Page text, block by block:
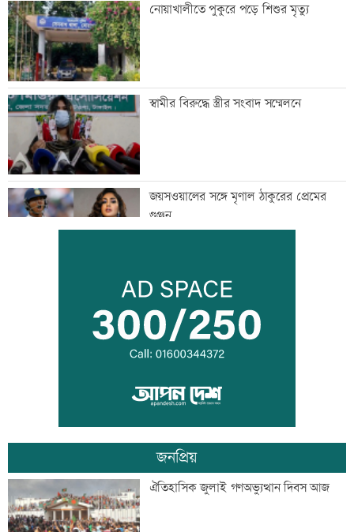
নোয়াখালীতে পুকুরে পড়ে শিশুর মৃত্যু
স্বামীর বিরুদ্ধে স্ত্রীর সংবাদ সম্মেলনে
জয়সওয়ালের সঙ্গে মৃণাল ঠাকুরের প্রেমের
গুঞ্জন
ইউএনওদের মানুষের কল্যাণে কাজ করার
আহবান প্রধানমন্ত্রীর
কালীগঞ্জে ৩ মাদকসেবীকে কারাদণ্ড
স্বেচ্ছাসেবী ফোরামের মাসব্যাপী আবৃত্তি
চিত্রাঙ্কন প্রতিযোগিতা
জনপ্রিয়
ঐতিহাসিক জুলাই গণঅভ্যুত্থান দিবস আজ